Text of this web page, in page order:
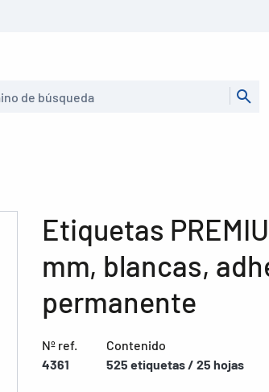
Etiquetas
mm, blancas,
permanente
Nº ref.
4361
Contenido
525 etiquetas / 25 hojas